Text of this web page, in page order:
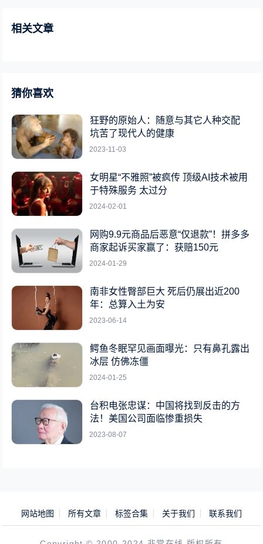
相关文章
猜你喜欢
狂野的原始人：随意与其它人种交配
坑苦了现代人的健康
2023-11-03
女明星“不雅照”被疯传 顶级AI技术被用
于特殊服务 太过分
2024-02-01
网购9.9元商品后恶意“仅退款”！拼多多
商家起诉买家赢了：获赔150元
2024-01-29
南非女性臀部巨大 死后仍展出近200
年：总算入土为安
2023-06-14
鳄鱼冬眠罕见画面曝光：只有鼻孔露出
冰层 仿佛冻僵
2024-01-25
台积电张忠谋：中国将找到反击的方
法！美国公司面临惨重损失
2023-08-07
网站地图 所有文章 标签合集 关于我们 联系我们